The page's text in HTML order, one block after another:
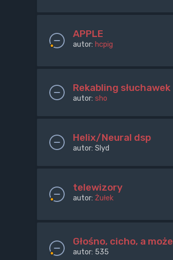
APPLE
autor: hcpig
Rekabling słuchawek
autor: sho
Helix/Neural dsp
autor: Slyd
telewizory
autor: Żułek
Głośno, cicho, a
autor: 535